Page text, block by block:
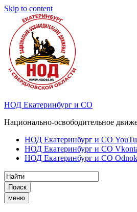
Skip to content
НОД Екатеринбург и СО
Национально-освободительное
НОД Екатеринбург и СО
НОД Екатеринбург и СО
НОД Екатеринбург и СО
Поиск
меню